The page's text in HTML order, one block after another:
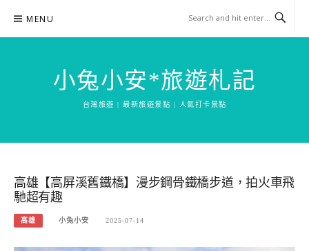
content
MENU
小兔小安*旅遊札記
台灣旅遊 | 最新旅遊景點 | 人氣打卡景點
高雄【高屏溪舊鐵橋】漫步鋼骨鐵橋步道，拍火車飛
馳超有趣
高雄 小兔小安 2025-07-14